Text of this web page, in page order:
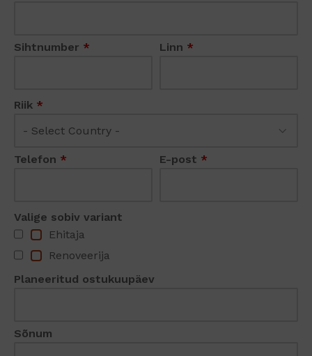
Sihtnumber * Linn *
Riik *
Telefon * E-post *
Valige sobiv variant
Ehitaja
Renoveerija
Planeeritud ostukuupäev
Sõnum